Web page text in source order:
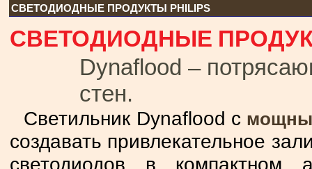
СВЕТОДИОДНЫЕ ПРОДУКТЫ PHILIPS
СВЕТОДИОДНЫЕ
Dynaflood –
стен.
Светильник Dynaflood с
создавать привлекательное
светодиодов в компактном